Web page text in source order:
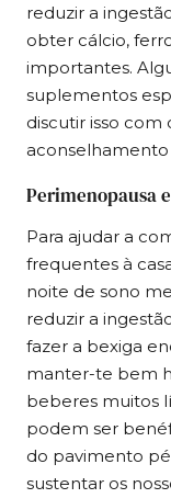
reduzir a
obter cálcio,
importantes.
suplementos
discutir isso
Perimenopausa
Para ajudar a
frequentes à
noite de sono
reduzir a
fazer a bexiga
manter-te bem
beberes muitos
podem ser
do pavimento
sustentar os